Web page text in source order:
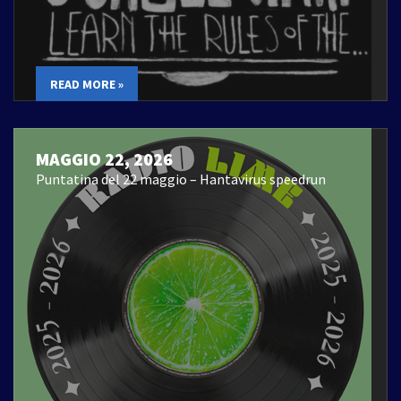
READ MORE »
MAGGIO 22, 2026
Puntatina del 22 maggio – Hantavirus speedrun